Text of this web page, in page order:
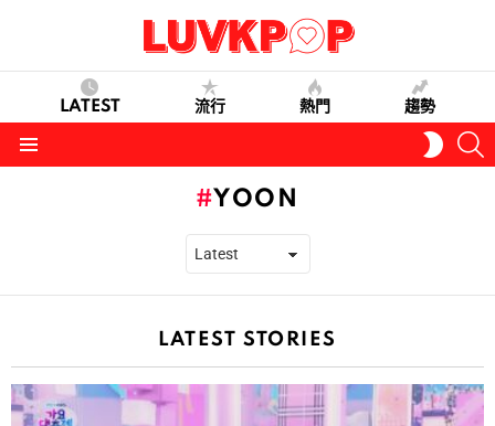
LATEST 流行 熱門 趨勢
SKIN
YOON
LATEST STORIES